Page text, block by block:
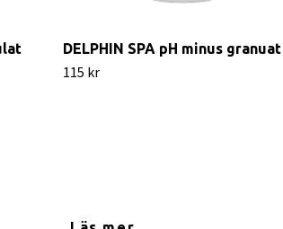
DELPHIN SPA pH minus granuat
115 kr